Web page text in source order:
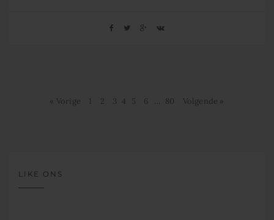
« Vorige 1 2 3 4 5 6 … 80 Volgende »
LIKE ONS